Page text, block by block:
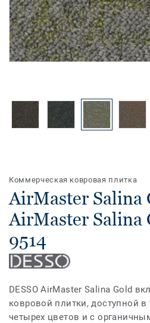
Коммерческая ковровая плитка
AirMaster Salina
AirMaster Salina
9514
DESSO AirMaster Salina Gold
ковровой плитки, доступной в
четырех цветов и с